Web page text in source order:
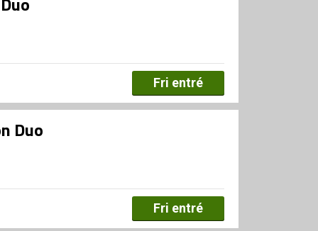
Fri entré
Duo
Fri entré